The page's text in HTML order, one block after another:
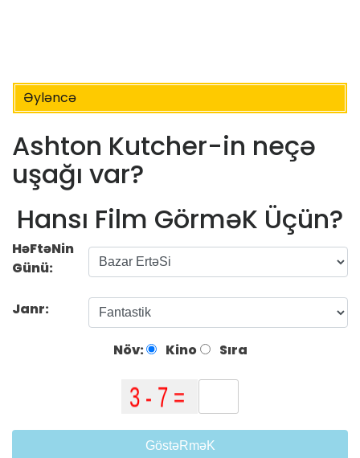
Əyləncə
Ashton Kutcher-in neçə
uşağı var?
Hansı Film GörməK Üçün?
HəFtəNin
Günü:
Janr:
Növ: Kino Sıra
GöstəRməK